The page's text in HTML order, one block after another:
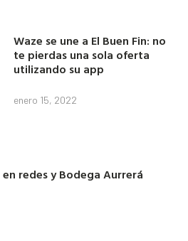
Waze se une a El Buen Fin: no
te pierdas una sola oferta
utilizando su app
enero 15, 2022
redes y Bodega Aurrerá